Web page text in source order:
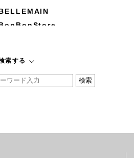
by basics
索する